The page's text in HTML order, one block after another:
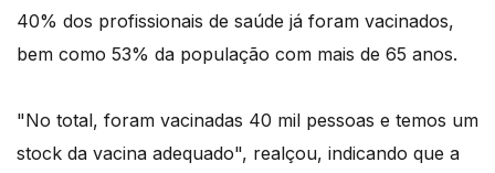
40% dos profissionais de saúde já foram vacinados,
bem como 53% da população com mais de 65 anos.
"No total, foram vacinadas 40 mil pessoas e temos um
stock da vacina adequado", realçou, indicando que a